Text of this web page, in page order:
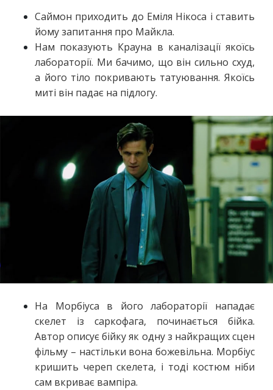
Саймон приходить до Еміля Нікоса і ставить
йому запитання про Майкла.
Нам показують Крауна в каналізації якоїсь
лабораторії. Ми бачимо, що він сильно схуд,
а його тіло покривають татуювання. Якоїсь
миті він падає на підлогу.
На Морбіуса в його лабораторії нападає
скелет із саркофага, починається бійка.
Автор описує бійку як одну з найкращих сцен
фільму – настільки вона божевільна. Морбіус
кришить череп скелета, і тоді костюм ніби
сам вкриває вампіра.